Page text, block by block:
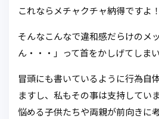
これならメチャクチャ納得ですよ！
そんなこんなで違和感だらけのメ
ん・・・」って首をかしげてしまい
冒頭にも書いているように行為自
ますし、私もその事は支持していま
悩める子供たちや両親が前向きに